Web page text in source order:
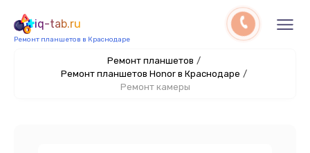
iq-tab.ru
Ремонт планшетов в Краснодаре
Ремонт планшетов /
Ремонт планшетов Honor в Краснодаре /
Ремонт камеры